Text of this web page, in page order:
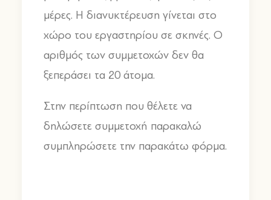
μέρες. Η διανυκτέρευση γίνεται στο
χώρο του εργαστηρίου σε σκηνές. Ο
αριθμός των συμμετοχών δεν θα
ξεπεράσει τα 20 άτομα.
Στην περίπτωση που θέλετε να
δηλώσετε συμμετοχή παρακαλώ
συμπληρώσετε την παρακάτω φόρμα.